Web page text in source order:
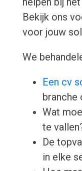
Bekijk ons
voor jouw
We
Een cv
branche
Wat
te
De
in elke